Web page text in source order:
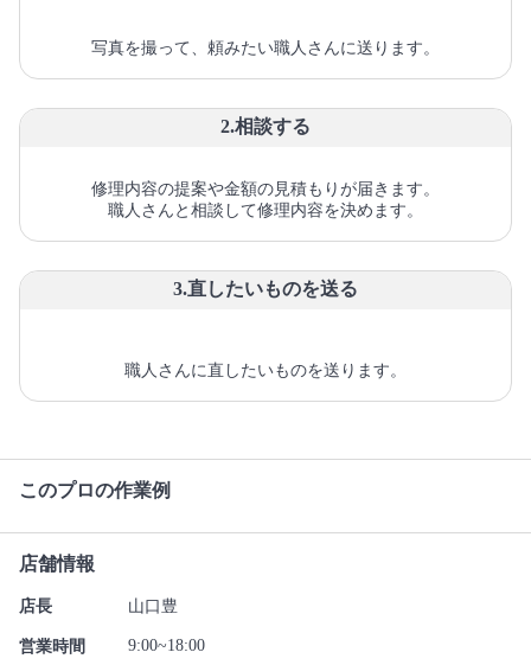
写真を撮って、頼みたい職人さんに送ります。
2.相談する
修理内容の提案や金額の見積もりが届きます。
職人さんと相談して修理内容を決めます。
3.直したいものを送る
職人さんに直したいものを送ります。
このプロの作業例
店舗情報
店長 山口豊
営業時間 9:00~18:00